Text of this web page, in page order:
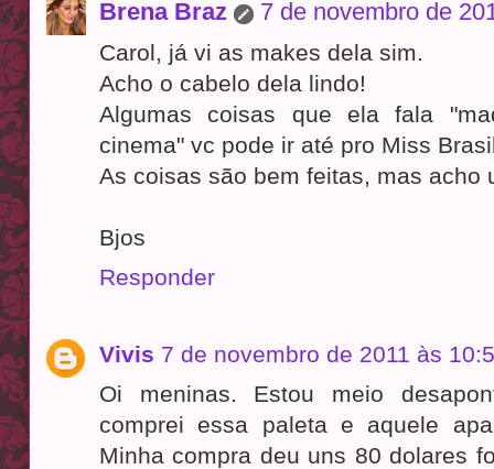
Brena Braz 7 de novembro de
Carol, já vi as makes dela sim.
Acho o cabelo dela lindo!
Algumas coisas que ela fala
cinema" vc pode ir até pro Miss
As coisas são bem feitas, mas acho
Bjos
Responder
Vivis 7 de novembro de 2011 às
Oi meninas. Estou meio
comprei essa paleta e aquele
Minha compra deu uns 80 dolares